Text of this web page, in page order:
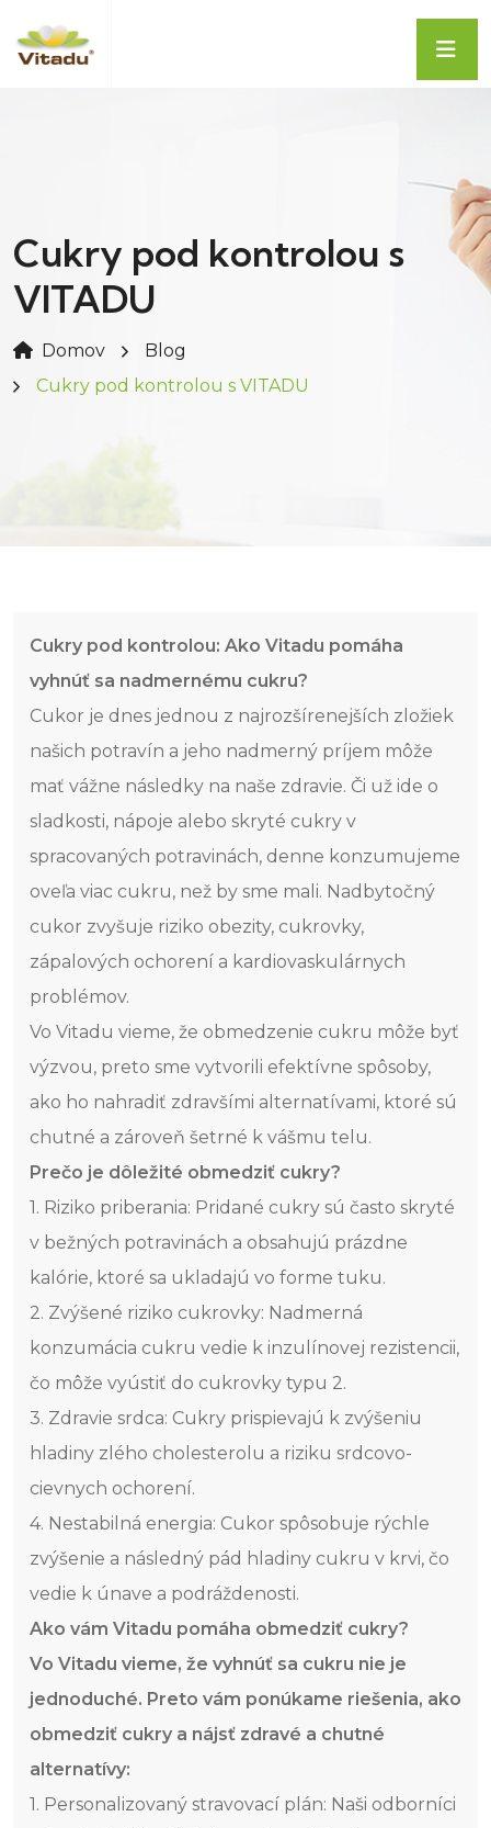
Cukry pod kontrolou s
VITADU
Domov
Blog
Cukry pod kontrolou s VITADU
Cukry pod kontrolou: Ako Vitadu pomáha
vyhnúť sa nadmernému cukru?
Cukor je dnes jednou z najrozšírenejších zložiek
našich potravín a jeho nadmerný príjem môže
mať vážne následky na naše zdravie. Či už ide o
sladkosti, nápoje alebo skryté cukry v
spracovaných potravinách, denne konzumujeme
oveľa viac cukru, než by sme mali. Nadbytočný
cukor zvyšuje riziko obezity, cukrovky,
zápalových ochorení a kardiovaskulárnych
problémov.
Vo Vitadu vieme, že obmedzenie cukru môže byť
výzvou, preto sme vytvorili efektívne spôsoby,
ako ho nahradiť zdravšími alternatívami, ktoré sú
chutné a zároveň šetrné k vášmu telu.
Prečo je dôležité obmedziť cukry?
1. Riziko priberania: Pridané cukry sú často skryté
v bežných potravinách a obsahujú prázdne
kalórie, ktoré sa ukladajú vo forme tuku.
2. Zvýšené riziko cukrovky: Nadmerná
konzumácia cukru vedie k inzulínovej rezistencii,
čo môže vyústiť do cukrovky typu 2.
3. Zdravie srdca: Cukry prispievajú k zvýšeniu
hladiny zlého cholesterolu a riziku srdcovo-
cievnych ochorení.
4. Nestabilná energia: Cukor spôsobuje rýchle
zvýšenie a následný pád hladiny cukru v krvi, čo
vedie k únave a podráždenosti.
Ako vám Vitadu pomáha obmedziť cukry?
Vo Vitadu vieme, že vyhnúť sa cukru nie je
jednoduché. Preto vám ponúkame riešenia, ako
obmedziť cukry a nájsť zdravé a chutné
alternatívy:
1. Personalizovaný stravovací plán: Naši odborníci